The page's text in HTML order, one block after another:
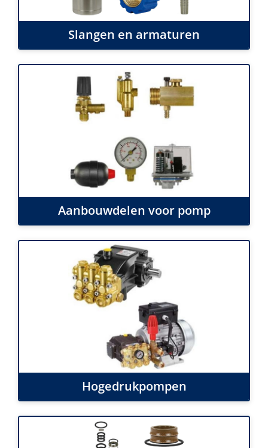
Slangen en armaturen
Aanbouwdelen voor pomp
Hogedrukpompen